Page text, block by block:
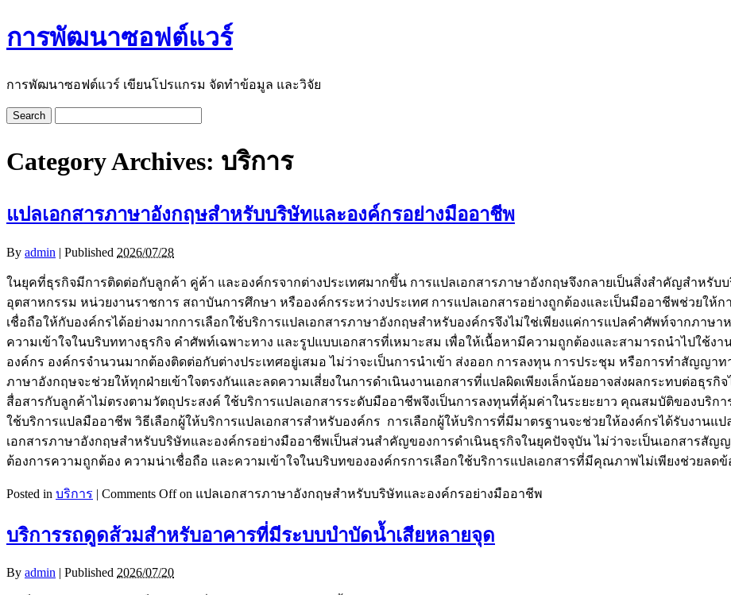
การพัฒนาซอฟต์แวร์
การพัฒนาซอฟต์แวร์ เขียนโปรแกรม จัดทำข้อมูล และวิจัย
Category Archives: บริการ
แปลเอกสารภาษาอังกฤษสำหรับบริษัทและองค์กรอย่างมืออาชีพ
By admin | Published 2026/07/28
ในยุคที่ธุรกิจมีการติดต่อกับลูกค้า คู่ค้า และองค์กรจากต่างประเทศมากขึ้น การแปลเอกสารภาษาอังกฤษจึงกลายเป็นสิ่งสำคัญสำหรับ
อุตสาหกรรม หน่วยงานราชการ สถาบันการศึกษา หรือองค์กรระหว่างประเทศ การแปลเอกสารอย่างถูกต้องและเป็นมืออาชีพช่วยใ
เชื่อถือให้กับองค์กรได้อย่างมากการเลือกใช้บริการแปลเอกสารภาษาอังกฤษสำหรับองค์กรจึงไม่ใช่เพียงแค่การแปลคำศัพท์จากภาษ
ความเข้าใจในบริบททางธุรกิจ คำศัพท์เฉพาะทาง และรูปแบบเอกสารที่เหมาะสม เพื่อให้เนื้อหามีความถูกต้องและสามารถนำไปใช้ง
องค์กร องค์กรจำนวนมากต้องติดต่อกับต่างประเทศอยู่เสมอ ไม่ว่าจะเป็นการนำเข้า ส่งออก การลงทุน การประชุม หรือการทำสัญญาท
ภาษาอังกฤษจะช่วยให้ทุกฝ่ายเข้าใจตรงกันและลดความเสี่ยงในการดำเนินงานเอกสารที่แปลผิดเพียงเล็กน้อยอาจส่งผลกระทบต่อธุร
สื่อสารกับลูกค้าไม่ตรงตามวัตถุประสงค์ ใช้บริการแปลเอกสารระดับมืออาชีพจึงเป็นการลงทุนที่คุ้มค่าในระยะยาว คุณสมบัติของบริก
ใช้บริการแปลมืออาชีพ วิธีเลือกผู้ให้บริการแปลเอกสารสำหรับองค์กร การเลือกผู้ให้บริการที่มีมาตรฐานจะช่วยให้องค์กรได้รับงาน
เอกสารภาษาอังกฤษสำหรับบริษัทและองค์กรอย่างมืออาชีพเป็นส่วนสำคัญของการดำเนินธุรกิจในยุคปัจจุบัน ไม่ว่าจะเป็นเอกสารสัญ
ต้องการความถูกต้อง ความน่าเชื่อถือ และความเข้าใจในบริบทขององค์กรการเลือกใช้บริการแปลเอกสารที่มีคุณภาพไม่เพียงช่วยลด
Posted in บริการ | Comments Offon แปลเอกสารภาษาอังกฤษสำหรับบริษัทและองค์กรอย่างมืออาชีพ
บริการรถดูดส้วมสำหรับอาคารที่มีระบบบำบัดน้ำเสียหลายจุด
By admin Published 2026/07/20